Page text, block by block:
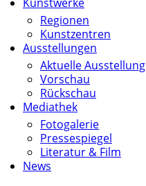
Regionen
Kunstzentren
Ausstellungen
Aktuelle Ausstellung
Vorschau
Rückschau
Mediathek
Fotogalerie
Pressespiegel
Literatur & Film
News